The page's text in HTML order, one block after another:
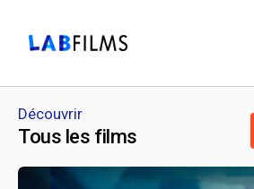
Découvrir
Tous les films